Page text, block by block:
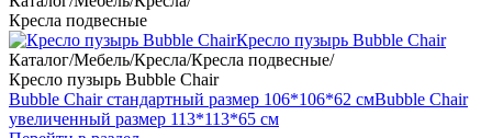
Кресла подвесные
Кресло пузырь Bubble Chair
Каталог/Мебель/Кресла/Кресла подвесные/
Кресло пузырь Bubble Chair
Bubble Chair стандартный размер 106*106*62 смBubble Chair
увеличенный размер 113*113*65 см